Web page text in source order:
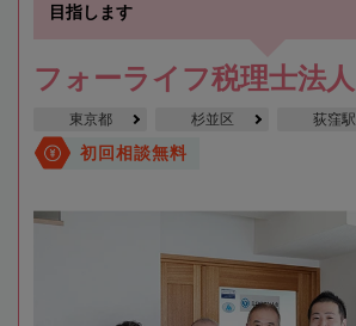
目指します
フォーライフ税理士法人
東京都 杉並区 荻窪駅
初回相談無料